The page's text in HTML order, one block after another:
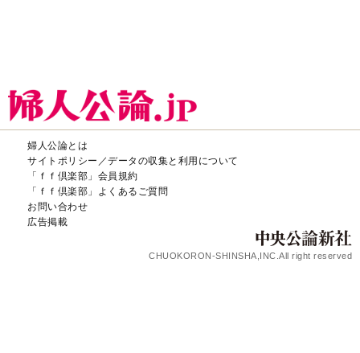
婦人公論とは
サイトポリシー／データの収集と利用について
「ｆｆ倶楽部」会員規約
「ｆｆ倶楽部」よくあるご質問
お問い合わせ
広告掲載
CHUOKORON-SHINSHA,INC.All right reserved